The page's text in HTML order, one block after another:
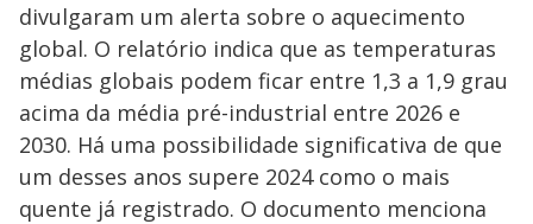
divulgaram um alerta sobre o aquecimento
global. O relatório indica que as temperaturas
médias globais podem ficar entre 1,3 a 1,9 grau
acima da média pré-industrial entre 2026 e
2030. Há uma possibilidade significativa de que
um desses anos supere 2024 como o mais
quente já registrado. O documento menciona